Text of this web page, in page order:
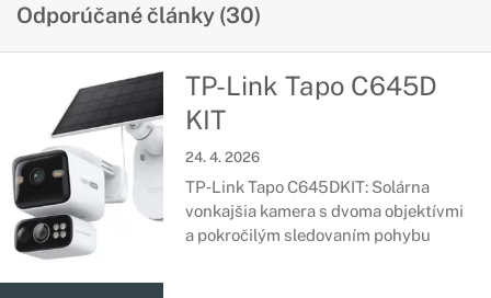
Odporúčané články (30)
TP-Link Tapo C645D
KIT
24. 4. 2026
TP‑Link Tapo C645DKIT: Solárna
vonkajšia kamera s dvoma objektívmi
a pokročilým sledovaním pohybu